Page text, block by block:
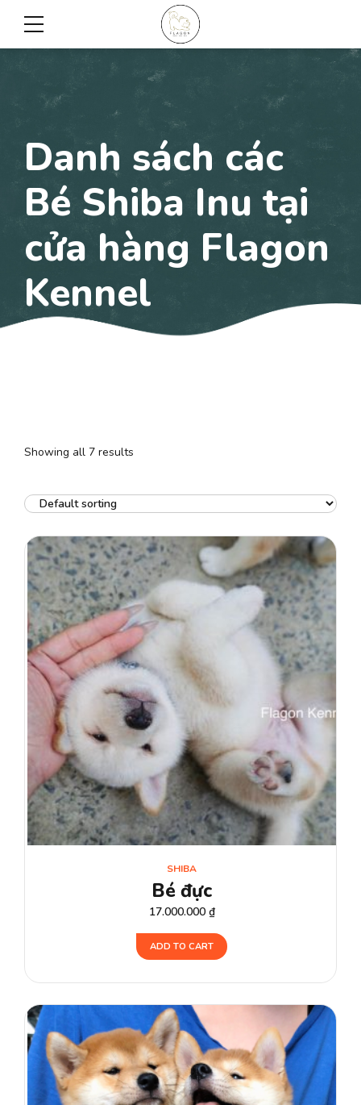
Danh sách các
Bé Shiba Inu tại
cửa hàng Flagon
Kennel
Showing all 7 results
SHIBA
Bé đực
17.000.000 ₫
ADD TO CART